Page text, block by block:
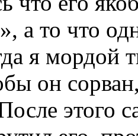
а то что
я мордой
он
этого